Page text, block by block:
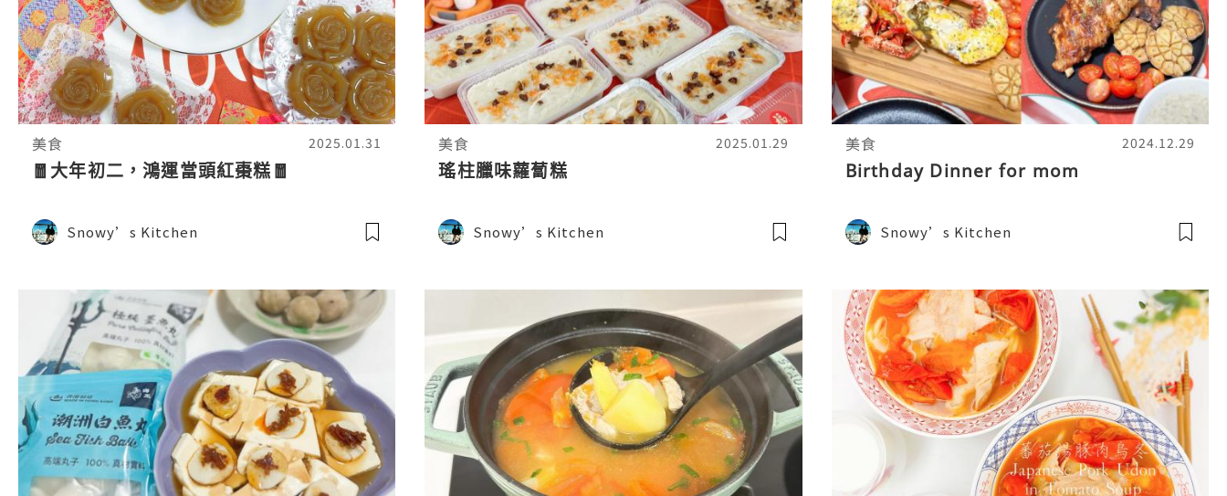
美食 2025.01.31
🧧大年初二，鴻運當頭紅棗糕🧧
Snowy’s Kitchen
美食 2025.01.29
瑤柱臘味蘿蔔糕
Snowy’s Kitchen
美食 2024.12.29
Birthday Dinner for mom
Snowy’s Kitchen